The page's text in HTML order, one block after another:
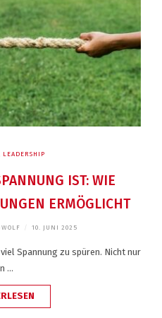
LEADERSHIP
IST: WIE
ERMÖGLICHT
10. JUNI 2025
Spannung zu spüren. Nicht nur
…
„DABLEIBEN,